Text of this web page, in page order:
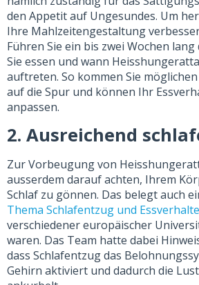
den Appetit auf Ungesundes. Um
Ihre Mahlzeitengestaltung
Führen Sie ein bis zwei Wochen
Sie essen und wann
auftreten. So kommen Sie
auf die Spur und können Ihr
anpassen.
2. Ausreichend
Zur Vorbeugung von
ausserdem darauf achten, Ihrem
Schlaf zu gönnen. Das belegt auch
Thema Schlafentzug und
verschiedener europäischer
waren. Das Team hatte dabei
dass Schlafentzug das
Gehirn aktiviert und dadurch die